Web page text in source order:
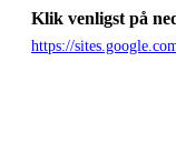
Klik venligst på
https://